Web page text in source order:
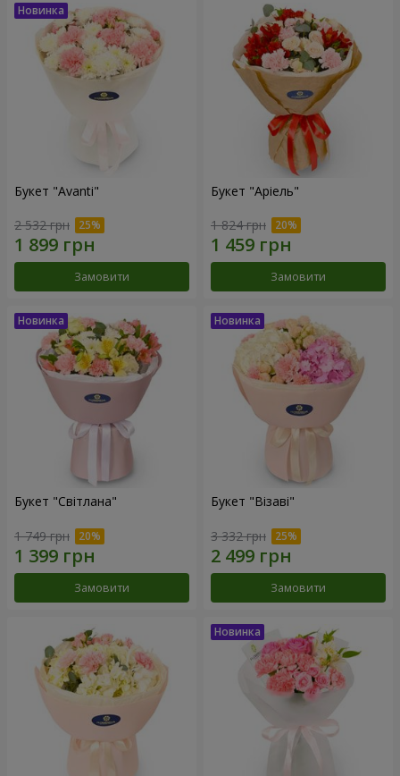
Букет "Avanti"
2 532 грн
Замовити
Букет "Аріель"
1 824 грн
Замовити
Букет "Світлана"
1 749 грн
Замовити
Букет "Візаві"
3 332 грн
Замовити